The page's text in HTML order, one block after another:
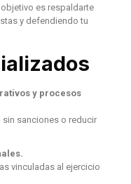
es respaldarte
y defendiendo tu
y procesos
sin sanciones o reducir
vinculadas al ejercicio